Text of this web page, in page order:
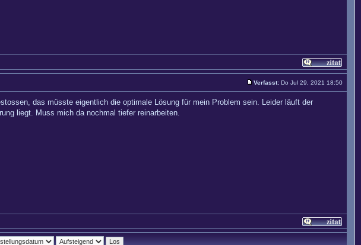
Verfasst: Do Jul 29, 2021 18:50
das müsste eigentlich die optimale Lösung für mein Problem sein. Leider läuft der
liegt. Muss mich da nochmal tiefer reinarbeiten.